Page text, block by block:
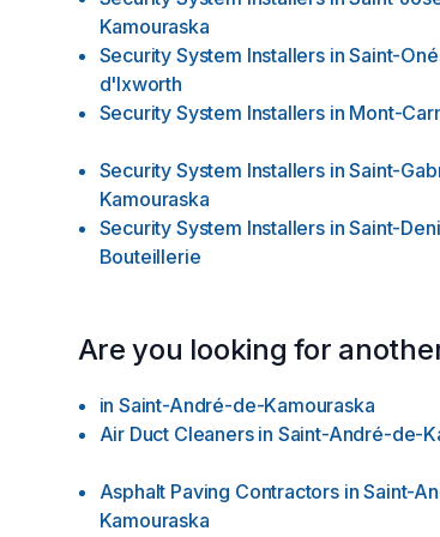
Kamouraska
Security System Installers in Saint-
d'Ixworth
Security System Installers in Mont-
Security System Installers in Saint-
Kamouraska
Security System Installers in Saint-
Bouteillerie
Are you looking for
in Saint-André-de-Kamouraska
Air Duct Cleaners in Saint-André-de-
Asphalt Paving Contractors in Saint-
Kamouraska